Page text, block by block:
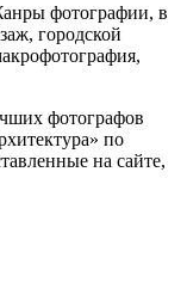
фотографии, в
, городской
фотографов
по
на сайте,